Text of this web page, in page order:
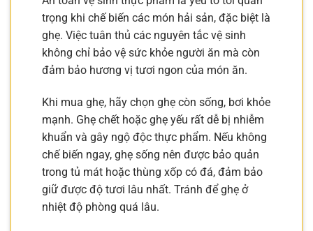
trọng khi chế biến các món hải sản, đặc biệt là
ghẹ. Việc tuân thủ các nguyên tắc vệ sinh
không chỉ bảo vệ sức khỏe người ăn mà còn
đảm bảo hương vị tươi ngon của món ăn.
Khi mua ghẹ, hãy chọn ghẹ còn sống, bơi khỏe
mạnh. Ghẹ chết hoặc ghẹ yếu rất dễ bị nhiễm
khuẩn và gây ngộ độc thực phẩm. Nếu không
chế biến ngay, ghẹ sống nên được bảo quản
trong tủ mát hoặc thùng xốp có đá, đảm bảo
giữ được độ tươi lâu nhất. Tránh để ghẹ ở
nhiệt độ phòng quá lâu.